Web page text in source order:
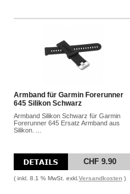
Armband für Garmin Forerunner
645 Silikon Schwarz
Armband Silikon Schwarz für Garmin
Forerunner 645 Ersatz Armband aus
Silikon. ...
CHF 9.90
( inkl. 8.1 % MwSt. exkl. Versandkosten )